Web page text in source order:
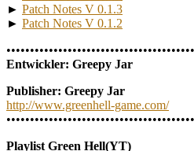
► Patch Notes V 0.1.3
► Patch Notes V 0.1.2
Entwickler: Greepy Jar
Publisher: Greepy Jar
http://www.greenhell-game.com/
Playlist Green Hell(YT)